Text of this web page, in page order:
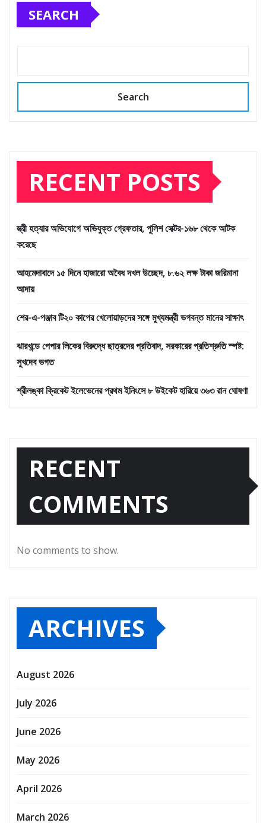
SEARCH
Search
RECENT POSTS
স্ত্রী হত্যার অভিযোগে অভিযুক্ত গ্রেফতার, পুলিশ সেক্টর-১৬৮ থেকে আটক
করেছে
আহমেদাবাদে ১৫ দিনে হাজারো অবৈধ দখল উচ্ছেদ, ৮.৬২ লক্ষ টাকা জরিমানা
আদায়
শের-এ-পঞ্জাব টি২০ কাপের খেলোয়াড়দের সঙ্গে মুখ্যমন্ত্রী ভগবন্ত মানের সাক্ষাৎ
ঝারখন্ডে পেপার লিকের বিরুদ্ধে ছাত্রদের প্রতিবাদ, সরকারের প্রতিশ্রুতি স্পষ্ট:
সুখদেব ভগত
শ্রীলঙ্কা ক্রিকেট ইলেভেনের প্রথম ইনিংসে ৮ উইকেট হারিয়ে ৩৬৩ রান ঘোষণা
RECENT
COMMENTS
No comments to show.
ARCHIVES
August 2026
July 2026
June 2026
May 2026
April 2026
March 2026